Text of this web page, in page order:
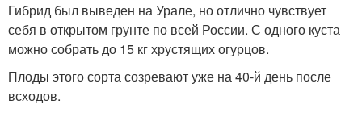
Гибрид был выведен на Урале, но отлично чувствует
себя в открытом грунте по всей России. С одного куста
можно собрать до 15 кг хрустящих огурцов.
Плоды этого сорта созревают уже на 40-й день после
всходов.